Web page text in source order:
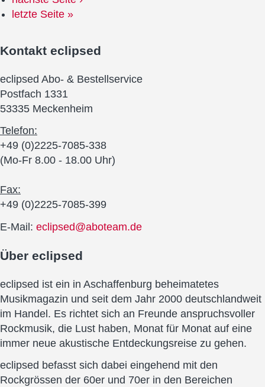
letzte Seite »
Kontakt eclipsed
eclipsed Abo- & Bestellservice
Postfach 1331
53335 Meckenheim
Telefon:
+49 (0)2225-7085-338
(Mo-Fr 8.00 - 18.00 Uhr)
Fax:
+49 (0)2225-7085-399
E-Mail: eclipsed@aboteam.de
Über eclipsed
eclipsed ist ein in Aschaffenburg beheimatetes
Musikmagazin und seit dem Jahr 2000 deutschlandweit
im Handel. Es richtet sich an Freunde anspruchsvoller
Rockmusik, die Lust haben, Monat für Monat auf eine
immer neue akustische Entdeckungsreise zu gehen.
eclipsed befasst sich dabei eingehend mit den
Rockgrössen der 60er und 70er in den Bereichen